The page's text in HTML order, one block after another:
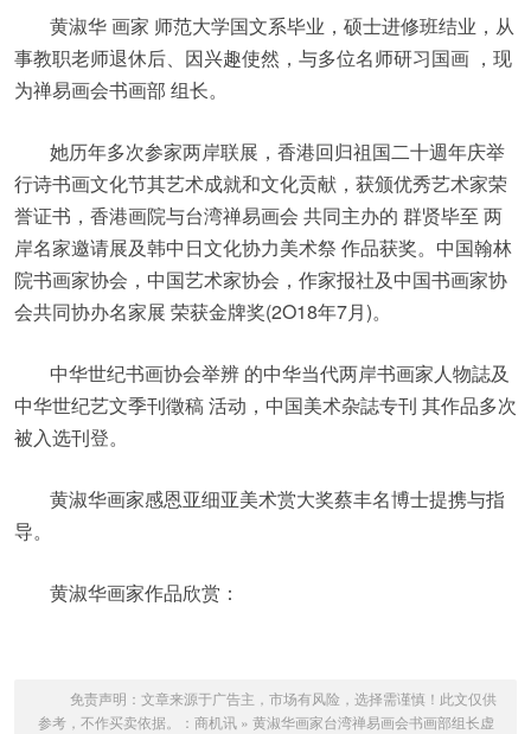
黄淑华 画家 师范大学国文系毕业，硕士进修班结业，从
事教职老师退休后、因兴趣使然，与多位名师研习国画 ，现
为禅易画会书画部 组长。
她历年多次参家两岸联展，香港回归祖国二十週年庆举
行诗书画文化节其艺术成就和文化贡献，获颁优秀艺术家荣
誉证书，香港画院与台湾禅易画会 共同主办的 群贤毕至 两
岸名家邀请展及韩中日文化协力美术祭 作品获奖。中国翰林
院书画家协会，中国艺术家协会，作家报社及中国书画家协
会共同协办名家展 荣获金牌奖(2O18年7月)。
中华世纪书画协会举辨 的中华当代两岸书画家人物誌及
中华世纪艺文季刊徵稿 活动，中国美术杂誌专刊 其作品多次
被入选刊登。
黄淑华画家感恩亚细亚美术赏大奖蔡丰名博士提携与指
导。
黄淑华画家作品欣赏：
免责声明：文章来源于广告主，市场有风险，选择需谨慎！此文仅供
参考，不作买卖依据。： 商机讯» 黄淑华画家台湾禅易画会书画部组长虚